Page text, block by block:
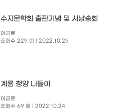
수지문학회 출판기념 및 시낭송회​
이금로
조회수 229 회
| 2022.10.29
계룡 청양 나들이
이금로
조회수 69 회
| 2022.10.24